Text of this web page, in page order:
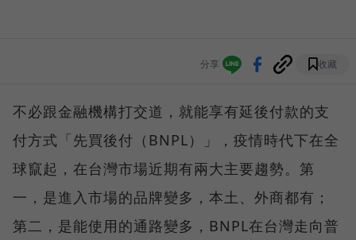
分享 收藏
不必跟金融機構打交道，就能享有延後付款的支
付方式「先買後付（BNPL）」，疫情時代下在全
球竄起，在台灣市場近期有兩大主要趨勢。第
一，是進入市場的品牌變多，本土、外商都有；
第二，是能使用的通路變多，BNPL在台灣走向普